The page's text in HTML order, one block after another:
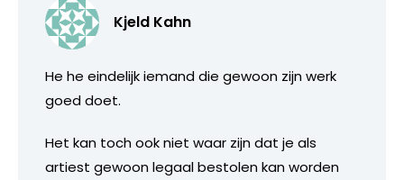
Kjeld Kahn
He he eindelijk iemand die gewoon zijn werk
goed doet.
Het kan toch ook niet waar zijn dat je als
artiest gewoon legaal bestolen kan worden